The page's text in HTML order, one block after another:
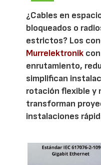
¿Cables en
bloqueados o
estrictos? Los
Murrelektronik
enrutamiento,
simplifican
rotación flexible y
transforman
instalaciones